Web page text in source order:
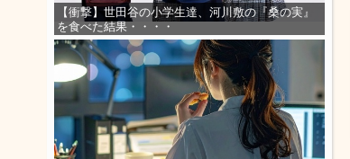
【衝撃】世田谷の小学生達、河川敷の『桑の実』
を食べた結果・・・・